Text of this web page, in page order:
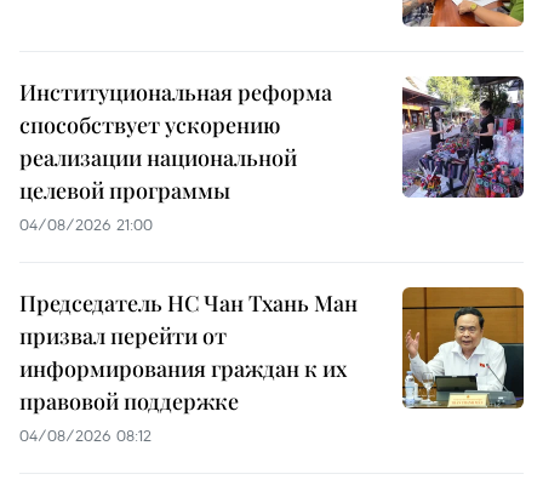
Институциональная реформа
способствует ускорению
реализации национальной
целевой программы
04/08/2026 21:00
Председатель НС Чан Тхань Ман
призвал перейти от
информирования граждан к их
правовой поддержке
04/08/2026 08:12